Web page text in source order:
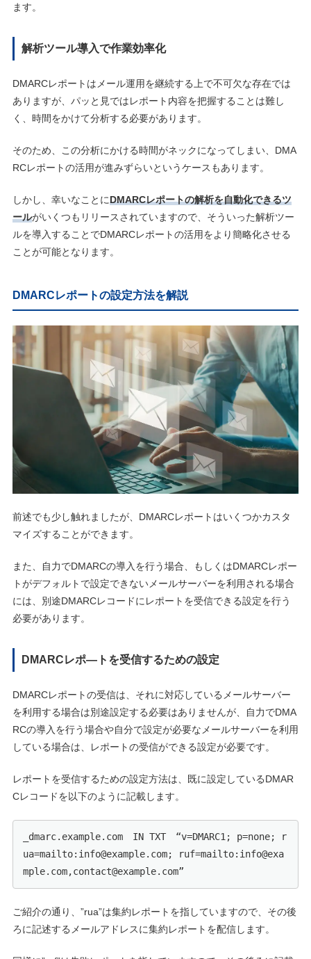
ます。
解析ツール導入で作業効率化
DMARCレポートはメール運用を継続する上で不可欠な存在では
ありますが、パッと見ではレポート内容を把握することは難し
く、時間をかけて分析する必要があります。
そのため、この分析にかける時間がネックになってしまい、DMA
RCレポートの活用が進みずらいというケースもあります。
しかし、幸いなことにDMARCレポートの解析を自動化できるツ
ールがいくつもリリースされていますので、そういった解析ツー
ルを導入することでDMARCレポートの活用をより簡略化させる
ことが可能となります。
DMARCレポートの設定方法を解説
前述でも少し触れましたが、DMARCレポートはいくつかカスタ
マイズすることができます。
また、自力でDMARCの導入を行う場合、もしくはDMARCレポー
トがデフォルトで設定できないメールサーバーを利用される場合
には、別途DMARCレコードにレポートを受信できる設定を行う
必要があります。
DMARCレポ―トを受信するための設定
DMARCレポートの受信は、それに対応しているメールサーバー
を利用する場合は別途設定する必要はありませんが、自力でDMA
RCの導入を行う場合や自分で設定が必要なメールサーバーを利用
している場合は、レポートの受信ができる設定が必要です。
レポートを受信するための設定方法は、既に設定しているDMAR
Cレコードを以下のように記載します。
_dmarc.example.com　IN TXT　“v=DMARC1; p=none; r
ua=mailto:info@example.com; ruf=mailto:info@exa
mple.com,contact@example.com”
ご紹介の通り、”rua”は集約レポートを指していますので、その後
ろに記述するメールアドレスに集約レポートを配信します。